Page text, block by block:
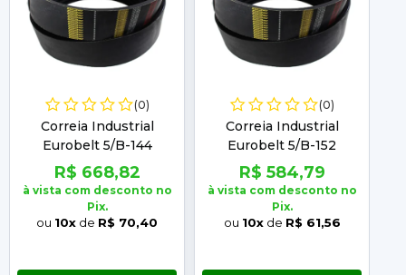
(0)
Correia Industrial
Eurobelt 5/B-144
R$ 668,82
à vista com desconto no
Pix.
ou 10x de R$ 70,40
(0)
Correia Industrial
Eurobelt 5/B-152
R$ 584,79
à vista com desconto no
Pix.
ou 10xde R$ 61,56